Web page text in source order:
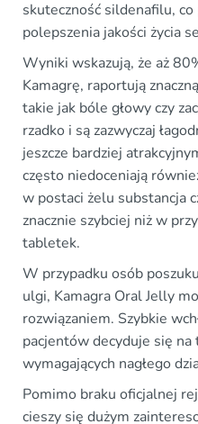
skuteczność sildenafilu, co
polepszenia jakości życia
Wyniki wskazują, że aż
Kamagrę, raportują
takie jak bóle głowy czy
rzadko i są zazwyczaj
jeszcze bardziej
często niedoceniają
w postaci żelu substancja
znacznie szybciej niż w
tabletek.
W przypadku osób
ulgi, Kamagra Oral Jelly
rozwiązaniem. Szybkie
pacjentów decyduje się
wymagających nagłego
Pomimo braku oficjalnej
cieszy się dużym